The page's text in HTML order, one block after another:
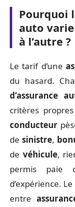
Pourquoi
auto
à l’autre ?
Le tarif d’une
du hasard.
d’assurance
critères
conducteur
de sinistre,
de véhicule,
permis paie
d’expérience.
entre